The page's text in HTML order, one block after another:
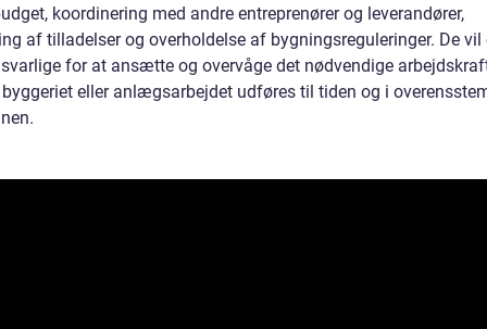
koordinering med andre entreprenører og leverandører,
af tilladelser og overholdelse af bygningsreguleringer. De vil
for at ansætte og overvåge det nødvendige
eller anlægsarbejdet udføres til tiden og i